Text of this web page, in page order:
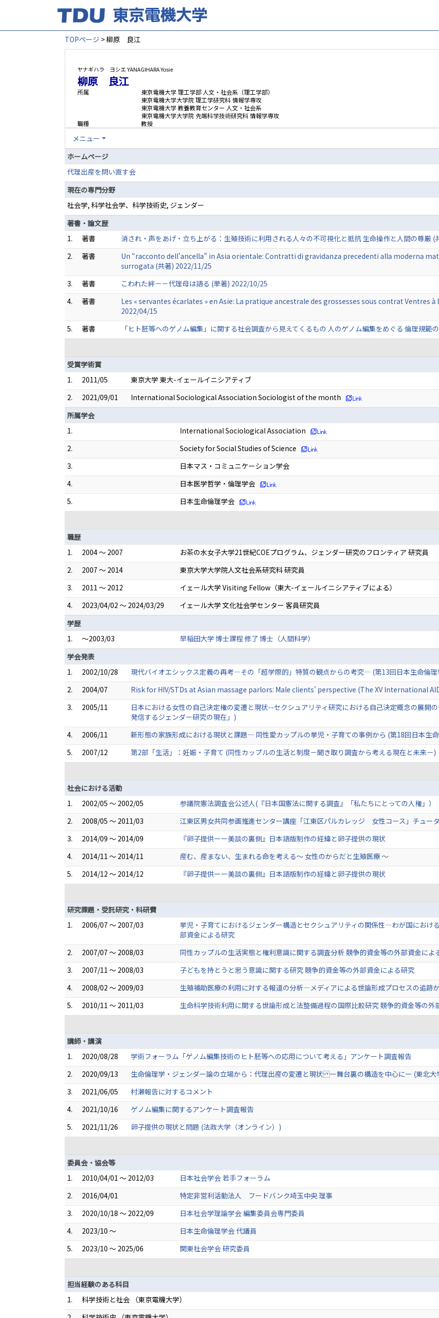
TOPページ > 柳原 良江
ヤナギハラ ヨシエ YANAGIHARA Yosie
柳原 良江
所属
東京電機大学 理工学部 人文・社会系（理工学部）
東京電機大学大学院 理工学研究科 情報学専攻
東京電機大学 教養教育センター 人文・社会系
東京電機大学大学院 先端科学技術研究科 情報学専攻
職種
教授
メニュー
ホームページ
代理出産を問い直す会
現在の専門分野
社会学, 科学社会学、科学技術史, ジェンダー
著書・論文歴
1.
著書
消され・声をあげ・立ち上がる：生殖技術に利用される人々の不可視化と抵抗 生命操作と人間の尊厳 (
2.
著書
Un “racconto dell’ancella” in Asia orientale: Contratti di gravidanza precedenti alla moderna
surrogata (共著) 2022/11/25
3.
著書
こわれた絆－－代理母は語る (単著) 2022/10/25
4.
著書
Les « servantes écarlates » en Asie: La pratique ancestrale des grossesses sous contrat Ventres
2022/04/15
5.
著書
「ヒト胚等へのゲノム編集」に関する社会調査から見えてくるもの 人のゲノム編集をめぐる 倫理規
受賞学術賞
1.
2011/05
東京大学 東大-イェールイニシアティブ
2.
2021/09/01
International Sociological Association Sociologist of the month
所属学会
1.
International Sociological Association
2.
Society for Social Studies of Science
3.
日本マス・コミュニケーション学会
4.
日本医学哲学・倫理学会
5.
日本生命倫理学会
職歴
1.
2004 ～ 2007
お茶の水女子大学21世紀COEプログラム、ジェンダー研究のフロンティア 研究員
2.
2007 ～ 2014
東京大学大学院人文社会系研究科 研究員
3.
2011 ～ 2012
イェール大学 Visiting Fellow（東大-イェールイニシアティブによる）
4.
2023/04/02 ～ 2024/03/29
イェール大学 文化社会学センター 客員研究員
学歴
1.
～2003/03
早稲田大学 博士課程 修了 博士（人間科学）
学会発表
1.
2002/10/28
現代バイオエシックス定義の再考―その「超学際的」特質の観点からの考究― (第13回日本生命倫理
2.
2004/07
Risk for HIV/STDs at Asian massage parlors: Male clients' perspective (The XV International
3.
2005/11
日本における女性の自己決定権の変遷と現状--セクシュアリティ研究における自己決定概念の展開
発信するジェンダー研究の現在」)
4.
2006/11
新形態の家族形成における現状と課題― 同性愛カップルの挙児・子育ての事例から (第18回日本生
5.
2007/12
第2部「生活」：妊娠・子育て (同性カップルの生活と制度－聞き取り調査から考える現在と未来－)
社会における活動
1.
2002/05 ～ 2002/05
参議院憲法調査会公述人(『日本国憲法に関する調査』「私たちにとっての人権」）
2.
2008/05 ～ 2011/03
江東区男女共同参画推進センター講座「江東区パルカレッジ 女性コース」チュータ
3.
2014/09 ～ 2014/09
『卵子提供ーー美談の裏側』日本語版制作の経緯と卵子提供の現状
4.
2014/11 ～ 2014/11
産む、産まない、生まれる命を考える～ 女性のからだと生殖医療 ～
5.
2014/12 ～ 2014/12
『卵子提供ーー美談の裏側』日本語版制作の経緯と卵子提供の現状
研究課題・受託研究・科研費
1.
2006/07 ～ 2007/03
挙児・子育てにおけるジェンダー構造とセクシュアリティの関係性―わが国におけ
部資金による研究
2.
2007/07 ～ 2008/03
同性カップルの生活実態と権利意識に関する調査分析 競争的資金等の外部資金によ
3.
2007/11 ～ 2008/03
子どもを持とうと思う意識に関する研究 競争的資金等の外部資金による研究
4.
2008/02 ～ 2009/03
生殖補助医療の利用に対する報道の分析―メディアによる世論形成プロセスの追跡
5.
2010/11 ～ 2011/03
生命科学技術利用に関する世論形成と法整備過程の国際比較研究 競争的資金等の外
講師・講演
1.
2020/08/28
学術フォーラム「ゲノム編集技術のヒト胚等への応用について考える」アンケート調査報告
2.
2020/09/13
生命倫理学・ジェンダー論の立場から：代理出産の変遷と現状 ー舞台裏の構造を中心にー (東北
3.
2021/06/05
村瀬報告に対するコメント
4.
2021/10/16
ゲノム編集に関するアンケート調査報告
5.
2021/11/26
卵子提供の現状と問題 (法政大学（オンライン）)
委員会・協会等
1.
2010/04/01 ～ 2012/03
日本社会学会 若手フォーラム
2.
2016/04/01
特定非営利活動法人 フードバンク埼玉中央 理事
3.
2020/10/18 ～ 2022/09
日本社会学理論学会 編集委員会専門委員
4.
2023/10 ～
日本生命倫理学会 代議員
5.
2023/10 ～ 2025/06
関東社会学会 研究委員
担当経験のある科目
1.
科学技術と社会 （東京電機大学）